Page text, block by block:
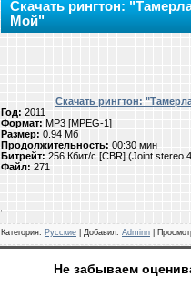
Скачать рингтон:
Мой"
Скачать рингтон:
Год: 2011
Формат: MP3 [MPEG-1]
Размер: 0.94 Мб
Продолжительность: 00:30 мин
Битрейт: 256 Кбит/с [CBR] (Joint stereo
Файл: 271
Категория: Русские | Добавил: Adminn
Не забываем